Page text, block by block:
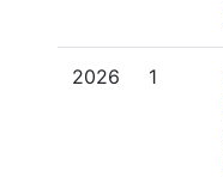
2026 1